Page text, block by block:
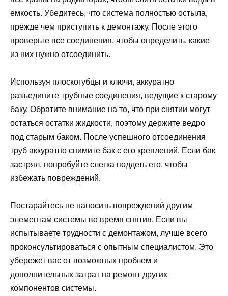
емкость. Убедитесь, что система полностью остыла,
прежде чем приступить к демонтажу. После этого
проверьте все соединения, чтобы определить, какие
из них нужно отсоединить.
Используя плоскогубцы и ключи, аккуратно
разъедините трубные соединения, ведущие к старому
баку. Обратите внимание на то, что при снятии могут
остаться остатки жидкости, поэтому держите ведро
под старым баком. После успешного отсоединения
труб аккуратно снимите бак с его креплений. Если бак
застрял, попробуйте слегка поддеть его, чтобы
избежать повреждений.
Постарайтесь не наносить повреждений другим
элементам системы во время снятия. Если вы
испытываете трудности с демонтажом, лучше всего
проконсультироваться с опытным специалистом. Это
убережет вас от возможных проблем и
дополнительных затрат на ремонт других
компонентов системы.